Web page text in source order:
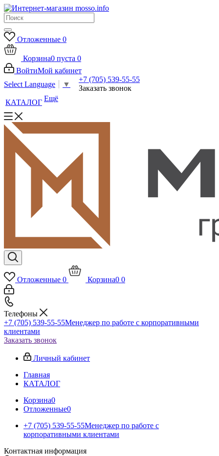
Отложенные 0
Корзина0 пуста 0
ВойтиМой кабинет
Select Language
▼
+7 (705) 539-55-55
Заказать звонок
КАТАЛОГ Ещё
Отложенные 0 Корзина0 0
Телефоны
+7 (705) 539-55-55Менеджер по работе с корпоративными
клиентами
Заказать звонок
Личный кабинет
Главная
КАТАЛОГ
Корзина0
Отложенные0
+7 (705) 539-55-55Менеджер по работе с
корпоративными клиентами
Контактная информация